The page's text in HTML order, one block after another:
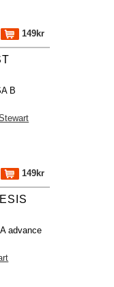
149kr
B
149kr
advance